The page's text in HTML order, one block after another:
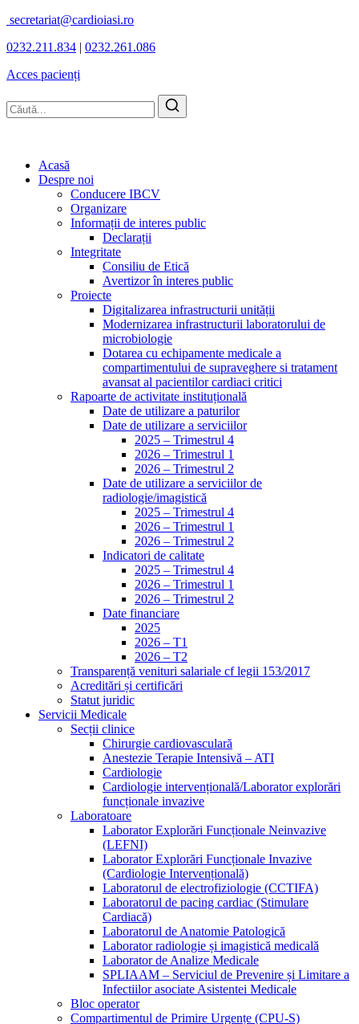
secretariat@cardioiasi.ro
0232.211.834 | 0232.261.086
Acces pacienți
Acasă
Despre noi
Conducere IBCV
Organizare
Informații de interes public
Declarații
Integritate
Consiliu de Etică
Avertizor în interes public
Proiecte
Digitalizarea infrastructurii unității
Modernizarea infrastructurii laboratorului de
microbiologie
Dotarea cu echipamente medicale a
compartimentului de supraveghere si tratament
avansat al pacientilor cardiaci critici
Rapoarte de activitate instituțională
Date de utilizare a paturilor
Date de utilizare a serviciilor
2025 – Trimestrul 4
2026 – Trimestrul 1
2026 – Trimestrul 2
Date de utilizare a serviciilor de
radiologie/imagistică
2025 – Trimestrul 4
2026 – Trimestrul 1
2026 – Trimestrul 2
Indicatori de calitate
2025 – Trimestrul 4
2026 – Trimestrul 1
2026 – Trimestrul 2
Date financiare
2025
2026 – T1
2026 – T2
Transparență venituri salariale cf legii 153/2017
Acreditări și certificări
Statut juridic
Servicii Medicale
Secții clinice
Chirurgie cardiovasculară
Anestezie Terapie Intensivă – ATI
Cardiologie
Cardiologie intervențională/Laborator explorări
funcționale invazive
Laboratoare
Laborator Explorări Funcționale Neinvazive
(LEFNI)
Laborator Explorări Funcționale Invazive
(Cardiologie Intervențională)
Laboratorul de electrofiziologie (CCTIFA)
Laboratorul de pacing cardiac (Stimulare
Cardiacă)
Laboratorul de Anatomie Patologică
Laborator radiologie și imagistică medicală
Laborator de Analize Medicale
SPLIAAM – Serviciul de Prevenire și Limitare a
Infectiilor asociate Asistentei Medicale
Bloc operator
Compartimentul de Primire Urgențe (CPU-S)